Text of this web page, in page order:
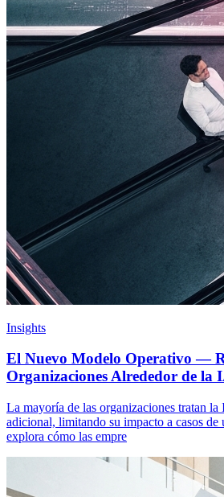
Insights
El Nuevo Modelo Operativo —
Organizaciones Alrededor de la
La mayoría de las organizaciones tratan
adicional, limitando su impacto a casos de
explora cómo las empre